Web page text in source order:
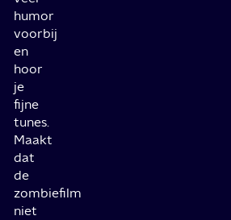
humor
voorbij
en
hoor
je
fijne
tunes.
Maakt
dat
de
zombiefilm
niet